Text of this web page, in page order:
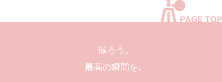
撮ろう。
最高の瞬間を。